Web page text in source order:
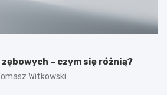
– czym się różnią?
Witkowski